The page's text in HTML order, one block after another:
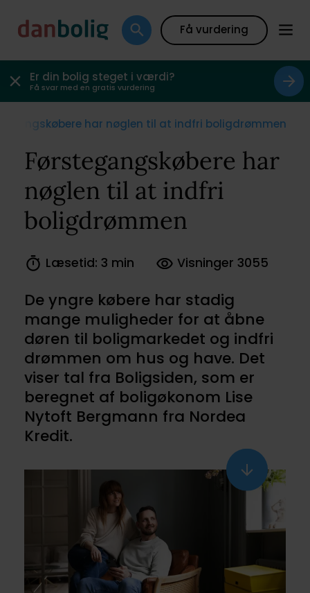
Få vurdering
Er din bolig steget i værdi?
Få svar med en gratis vurdering
har nøglen til at indfri boligdrømmen
Førstegangskøbere har
nøglen til at indfri
boligdrømmen
Læsetid: 3 min Visninger 3055
De yngre købere har stadig
mange muligheder for at åbne
døren til boligmarkedet og indfri
drømmen om hus og have. Det
viser tal fra Boligsiden, som er
beregnet af boligøkonom Lise
Nytoft Bergmann fra Nordea
Kredit.